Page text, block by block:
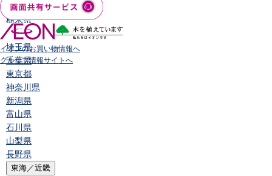
茨城県
栃木県
群馬県
埼玉県
千葉県
東京都
神奈川県
新潟県
富山県
石川県
山梨県
長野県
東海／近畿
イオンのお買い物情報へ
グループ情報サイトへ